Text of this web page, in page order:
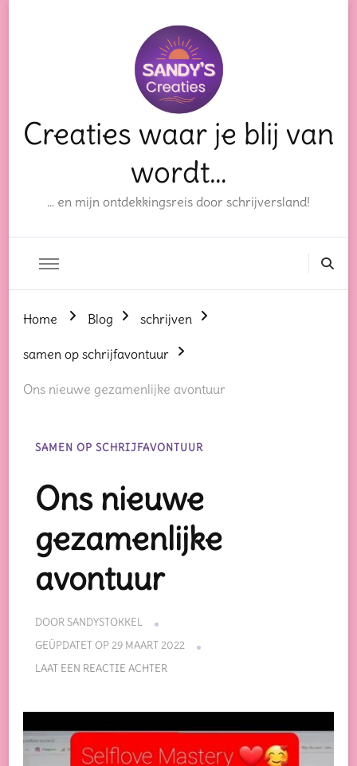
Creaties waar je blij van
wordt…
… en mijn ontdekkingsreis door schrijversland!
Home Blog schrijven
samen op schrijfavontuur
Ons nieuwe gezamenlijke avontuur
SAMEN OP SCHRIJFAVONTUUR
Ons nieuwe
gezamenlijke
avontuur
DOORSANDYSTOKKEL
GEÜPDATET OP29 MAART 2022
LAAT EEN REACTIE ACHTER
GEZAMENLIJKE
AVONTUUR